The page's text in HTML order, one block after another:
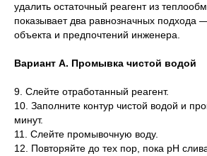
удалить остаточный реагент из
показывает два равнозначных подхода
объекта и предпочтений инженера.
Вариант А. Промывка чистой водой
9. Слейте отработанный реагент.
10. Заполните контур чистой водой и
минут.
11. Слейте промывочную воду.
12. Повторяйте до тех пор, пока pH